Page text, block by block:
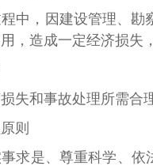
中，因建设管理、
，造成一定经济损失
失和事故处理所需合
则
求是、尊重科学、依